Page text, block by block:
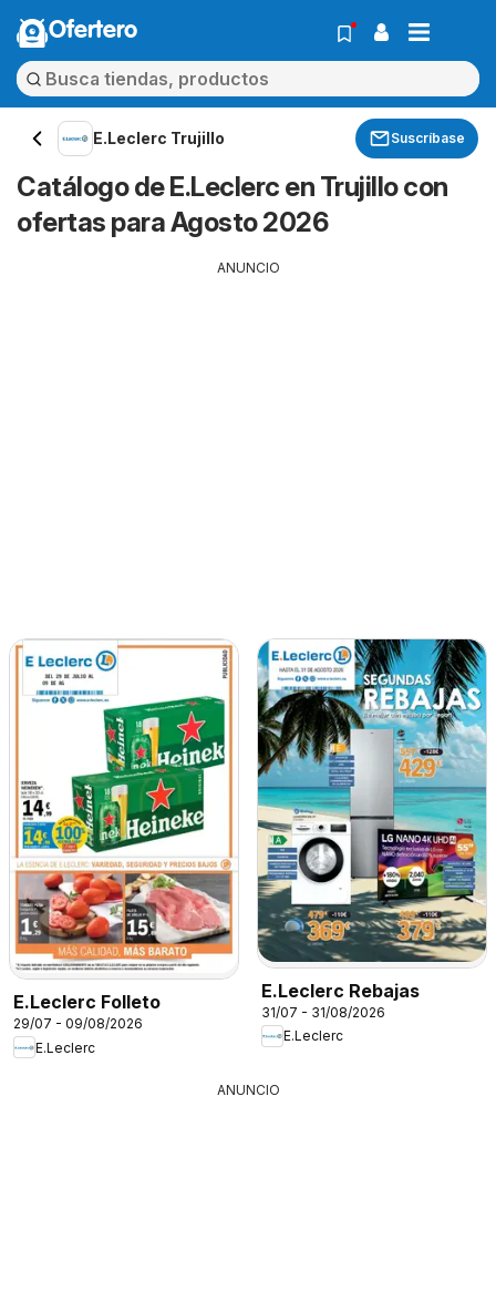
Ofertero
E.Leclerc Trujillo Suscríbase
Catálogo de E.Leclerc en Trujillo con
ofertas para Agosto 2026
ANUNCIO
E.Leclerc Folleto
29/07 - 09/08/2026
E.Leclerc
E.Leclerc Rebajas
31/07 - 31/08/2026
E.Leclerc
ANUNCIO